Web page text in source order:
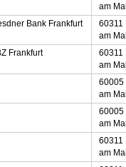
am
Bank Frankfurt
60311
am
Frankfurt
60311
am
60005
am
60005
am
60311
am